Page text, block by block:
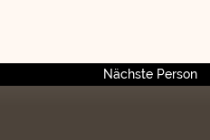
Nächste Person